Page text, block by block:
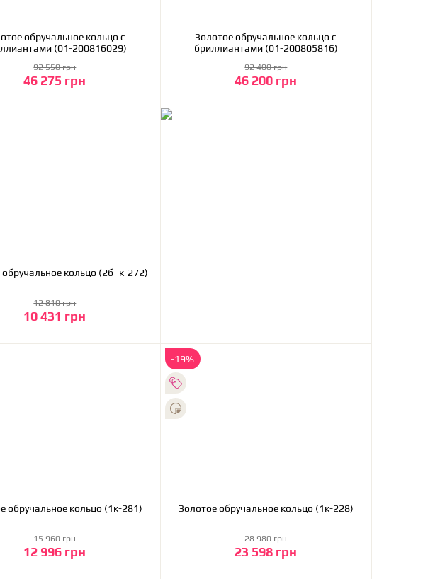
обручальное кольцо с
(01-200816029)
46 275 грн
92 550 грн
В корзину
Золотое обручальное кольцо с
бриллиантами (01-200805816)
46 200 грн
92 400 грн
В корзину
Золотое обручальное кольцо (2б_к-272)
10 431 грн
12 810 грн
В корзину
Золотое обручальное кольцо (1к-281)
12 996 грн
15 960 грн
В корзину
-19%
Золотое обручальное кольцо (1к-228)
23 598 грн
28 980 грн
В корзину